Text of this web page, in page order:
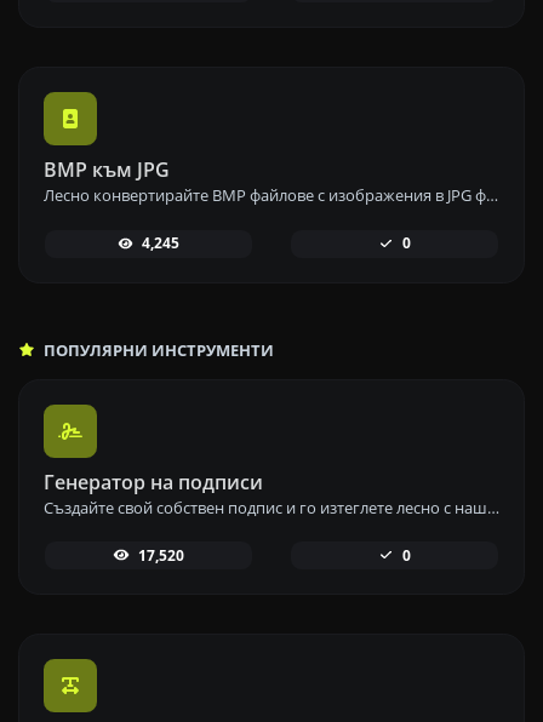
BMP към JPG
Лесно конвертирайте BMP файлове с изображения в JPG формат с нашия инструмент за конвертиране от BMP в JPG за универсална употреба на изображения.
4,245 0
ПОПУЛЯРНИ ИНСТРУМЕНТИ
Генератор на подписи
Създайте свой собствен подпис и го изтеглете лесно с нашия инструмент за генериране на подписи за персонализирани електронни подписи.
17,520 0